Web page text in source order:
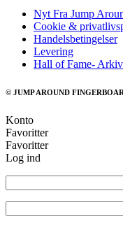
Nyt Fra Jump
Cookie &
Handelsbetingelser
Levering
Hall of Fame-
© JUMP AROUND
Konto
Favoritter
Favoritter
Log ind